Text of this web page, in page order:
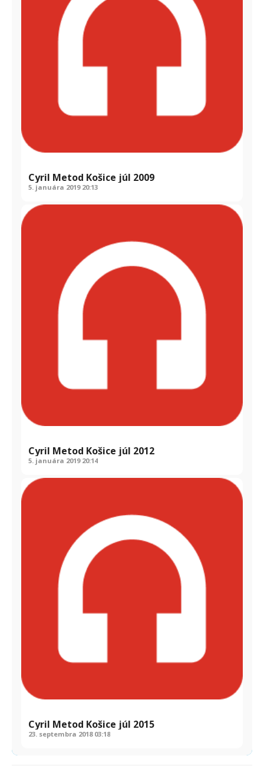
Cyril Metod Košice júl 2009
5. januára 2019 20:13
Cyril Metod Košice júl 2012
5. januára 2019 20:14
Cyril Metod Košice júl 2015
23. septembra 2018 03:18